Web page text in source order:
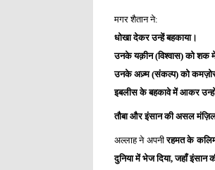
मगर शैतान ने:
धोखा देकर उन्हें बहकाया।
उनके यक़ीन (विश्वास) को शक
उनके अज़्म (संकल्प) को कमज़ोर
इबलीस के बहकावे में आकर
तौबा और इंसान की असल
अल्लाह ने अपनीरहमत के
दुनिया में भेज दिया, जहाँ